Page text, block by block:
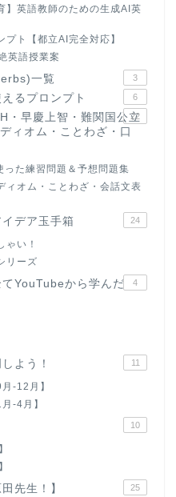
】英語教師のための生成AI英
ト【都立AI完全対応】
英語授業案
一覧 3
るプロンプト 6
・早慶上智・難関国公立
ィオム・ことわざ・口
22
た練習問題＆予想問題集
ィオム・ことわざ・会話文表
デア玉手箱 24
ゃい！
リーズ
YouTubeから学んだ 4
よう！ 11
-12月】
-4月】
10
先生！】 25